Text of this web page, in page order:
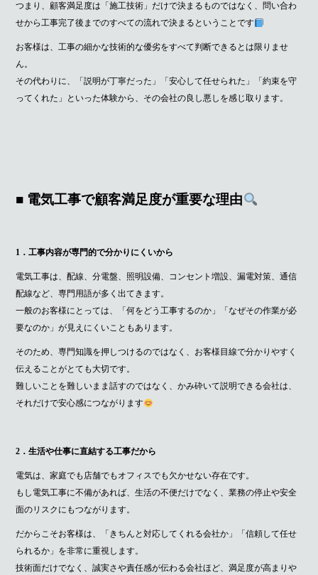
つまり、顧客満足度は「施工技術」だけで決まるものではなく、問い合わ
せから工事完了後までのすべての流れで決まるということです
お客様は、工事の細かな技術的な優劣をすべて判断できるとは限りませ
ん。
その代わりに、「説明が丁寧だった」「安心して任せられた」「約束を守
ってくれた」といった体験から、その会社の良し悪しを感じ取ります。
■ 電気工事で顧客満足度が重要な理由
1．工事内容が専門的で分かりにくいから
電気工事は、配線、分電盤、照明設備、コンセント増設、漏電対策、通信
配線など、専門用語が多く出てきます。
一般のお客様にとっては、「何をどう工事するのか」「なぜその作業が必
要なのか」が見えにくいこともあります。
そのため、専門知識を押しつけるのではなく、お客様目線で分かりやすく
伝えることがとても大切です。
難しいことを難しいまま話すのではなく、かみ砕いて説明できる会社は、
それだけで安心感につながります
2．生活や仕事に直結する工事だから
電気は、家庭でも店舗でもオフィスでも欠かせない存在です。
もし電気工事に不備があれば、生活の不便だけでなく、業務の停止や安全
面のリスクにもつながります。
だからこそお客様は、「きちんと対応してくれる会社か」「信頼して任せ
られるか」を非常に重視します。
技術面だけでなく、誠実さや責任感が伝わる会社ほど、満足度が高まりや